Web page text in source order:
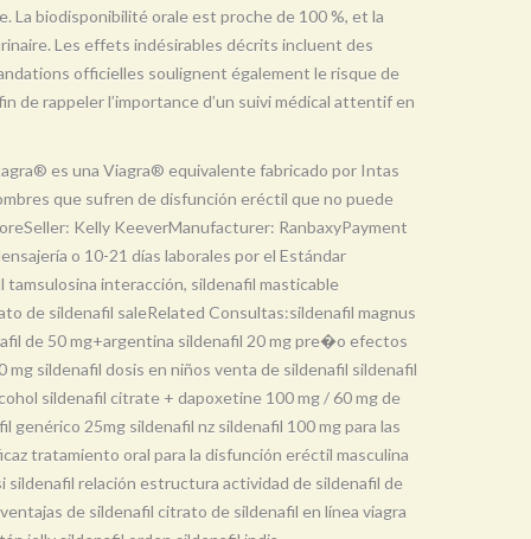
La biodisponibilité orale est proche de 100 %, et la
Les effets indésirables décrits incluent des
officielles soulignent également le risque de
de rappeler l’importance d’un suivi médical attentif en
es una Viagra® equivalente fabricado por Intas
que sufren de disfunción eréctil que no puede
Kelly KeeverManufacturer: RanbaxyPayment
o 10-21 días laborales por el Estándar
interacción, sildenafil masticable
de sildenafil saleRelated Consultas:sildenafil magnus
de 50 mg+argentina sildenafil 20 mg pre�o efectos
sildenafil dosis en niños venta de sildenafil sildenafil
sildenafil citrate + dapoxetine 100 mg / 60 mg de
25mg sildenafil nz sildenafil 100 mg para las
tratamiento oral para la disfunción eréctil masculina
sildenafil relación estructura actividad de sildenafil de
de sildenafil citrato de sildenafil en línea viagra